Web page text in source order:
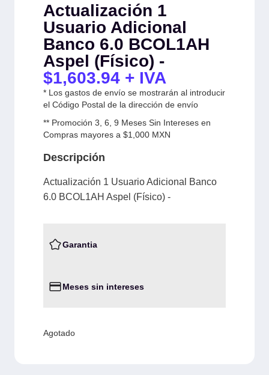
Actualización 1
Usuario Adicional
Banco 6.0 BCOL1AH
Aspel (Físico) -
$1,603.94 + IVA
* Los gastos de envío se mostrarán al introducir
el Código Postal de la dirección de envío
** Promoción 3, 6, 9 Meses Sin Intereses en
Compras mayores a $1,000 MXN
Descripción
Actualización 1 Usuario Adicional Banco
6.0 BCOL1AH Aspel (Físico) -
Garantia
Meses sin intereses
Agotado